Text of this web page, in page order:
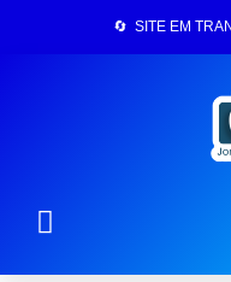
🔄 SITE EM